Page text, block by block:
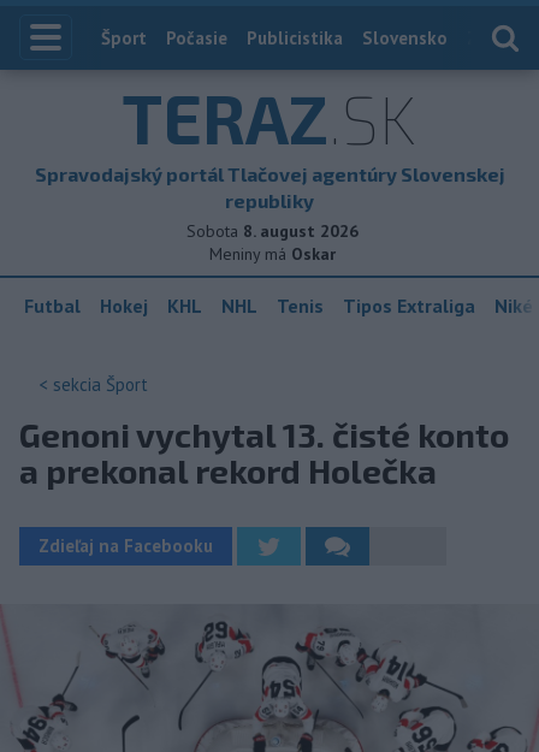
Index
Šport Počasie Publicistika Slovensko
TERAZ.SK
Spravodajský portál Tlačovej agentúry Slovenskej
republiky
Sobota 8. august 2026
Meniny má Oskar
Futbal Hokej KHL NHL Tenis Tipos Extraliga
< sekcia Šport
Genoni vychytal 13. čisté konto
a prekonal rekord Holečka
Zdieľaj na Facebooku